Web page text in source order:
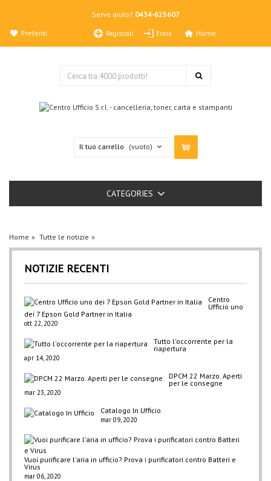
Serve aiuto? 0434-625607
Registrati Entra
Preferiti Home
Il tuo carrello (vuoto)
CATEGORIES
Home Tutte le notizie
NOTIZIE RECENTI
Centro
Ufficio uno
dei 7 Epson Gold Partner in Italia
ott 22, 2020
Tutto l'occorrente per la
riapertura
apr 14, 2020
DPCM 22 Marzo. Aperti
per le consegne
mar 23, 2020
Catalogo In Ufficio
mar 09, 2020
Vuoi purificare l'aria in ufficio? Prova i purificatori contro Batteri e
Virus
mar 06, 2020